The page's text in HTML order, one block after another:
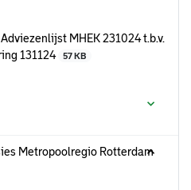
MHEK 231024 t.b.v.
131124
57 KB
Metropoolregio Rotterdam